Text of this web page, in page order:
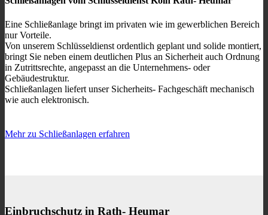
Eine Schließanlage bringt im privaten wie im gewerblichen Bereich
nur Vorteile.
Von unserem Schlüsseldienst ordentlich geplant und solide montiert,
bringt Sie neben einem deutlichen Plus an Sicherheit auch Ordnung
in Zutrittsrechte, angepasst an die Unternehmens- oder
Gebäudestruktur.
Schließanlagen liefert unser Sicherheits- Fachgeschäft mechanisch
wie auch elektronisch.
Mehr zu Schließanlagen erfahren
Einbruchschutz in Rath- Heumar